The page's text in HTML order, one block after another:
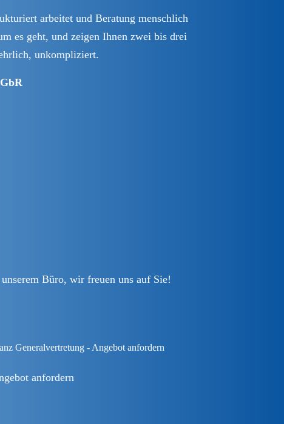
arbeitet und Beratung menschlich
es geht, und zeigen Ihnen zwei bis drei
unkompliziert.
Büro, wir freuen uns auf Sie!
anfordern